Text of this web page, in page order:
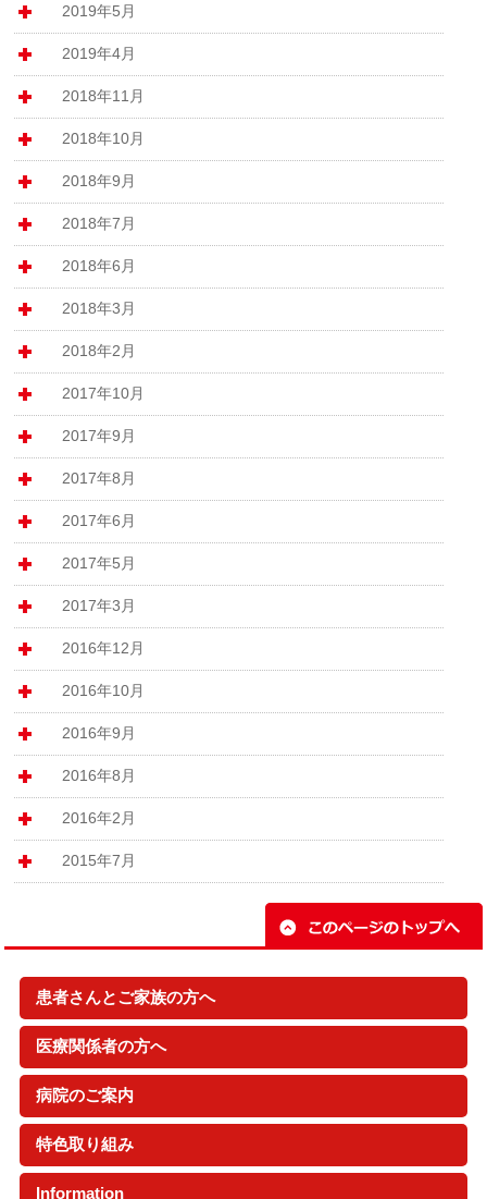
2019年5月
2019年4月
2018年11月
2018年10月
2018年9月
2018年7月
2018年6月
2018年3月
2018年2月
2017年10月
2017年9月
2017年8月
2017年6月
2017年5月
2017年3月
2016年12月
2016年10月
2016年9月
2016年8月
2016年2月
2015年7月
患者さんとご家族の方へ
外来受診のご案内
入院のご案内
救急外来・夜間休日受診
夜間・休日の診療体制
医療関係者の方へ
採用情報
地域医療連携
保険薬局連携
病院のご案内
病院概要
医療情報の公開
各診療科のご案内
各部門のご案内
病棟案内（フロアマップ）
患者さんにお伝えすること
ご意見・お問い合わせ先
特色取り組み
がん治療について
小児・周産期
Information